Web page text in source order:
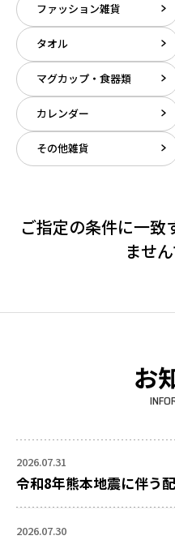
ファッション雑貨
タオル
マグカップ・食器類
カレンダー
その他雑貨
ご指定の条件に一致
ませ
お
2026.07.31
令和8年熊本地震に伴う
2026.07.30